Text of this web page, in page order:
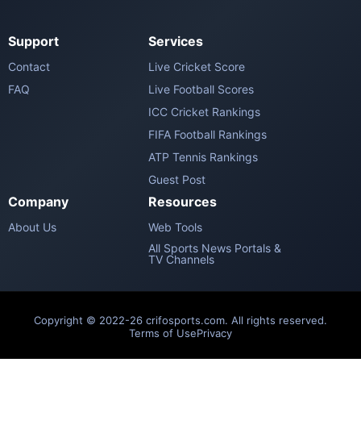
Support
Contact
FAQ
Services
Live Cricket Score
Live Football Scores
ICC Cricket Rankings
FIFA Football Rankings
ATP Tennis Rankings
Guest Post
Company
About Us
Resources
Web Tools
All Sports News Portals &
TV Channels
Copyright © 2022-26 crifosports.com. All rights reserved.
Terms of UsePrivacy